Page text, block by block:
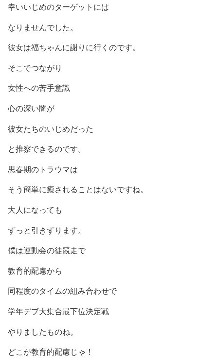
幸いいじめのターゲットには
なりませんでした。
彼女は福ちゃんに謝りに行くのです。
そこでつながり
女性への苦手意識
心の深い闇が
彼女たちのいじめだった
と推察できるのです。
思春期のトラウマは
そう簡単に癒されることはないですね。
大人になっても
ずっと引きずります。
僕は運動会の徒競走で
教育的配慮から
同程度のタイムの組み合わせで
学年デブ大集合最下位決定戦
やりましたものね。
どこが教育的配慮じゃ！